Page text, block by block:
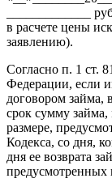
_____________
в расчете цены
заявлению).
Согласно п. 1 ст.
Федерации, если
договором займа,
срок сумму
размере,
Кодекса, со дня,
дня ее возврата
предусмотренных